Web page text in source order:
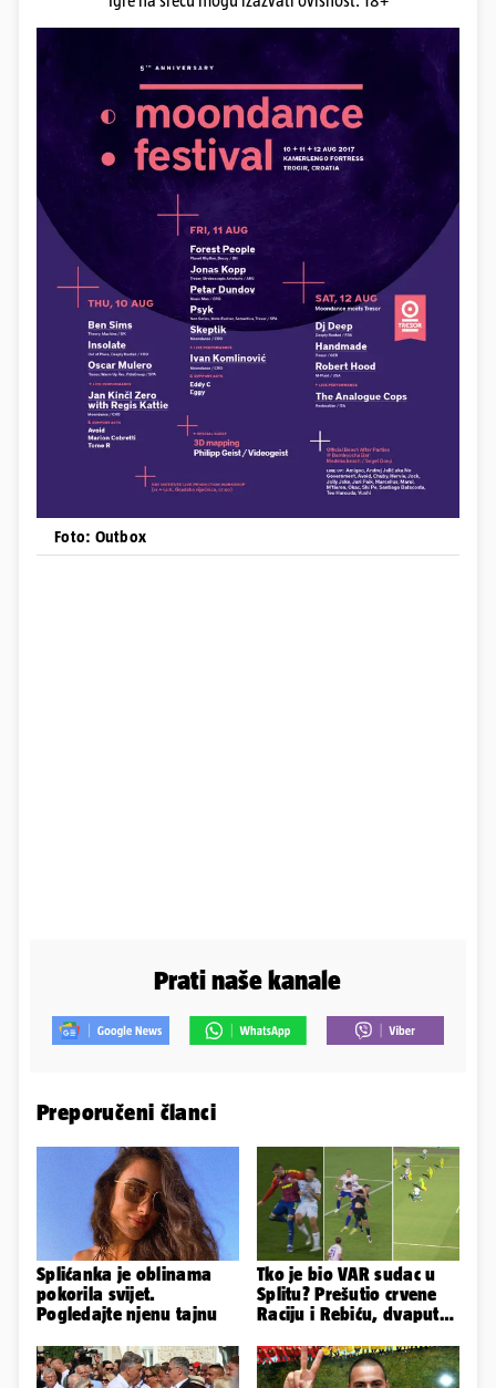
Foto: Outbox
Prati naše kanale
Preporučeni članci
Splićanka je oblinama
pokorila svijet.
Pogledajte njenu tajnu
Tko je bio VAR sudac u
Splitu? Prešutio crvene
Raciju i Rebiću, dvaput